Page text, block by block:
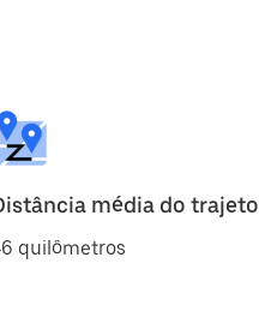
média do trajeto
quilômetros